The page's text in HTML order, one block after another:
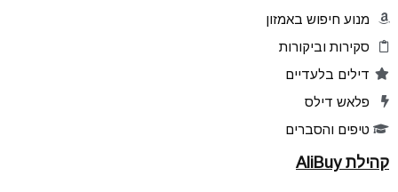
מנוע חיפוש באמזון
סקירות וביקורות
דילים בלעדיים
פלאש דילס
טיפים והסברים
קהילת AliBuy